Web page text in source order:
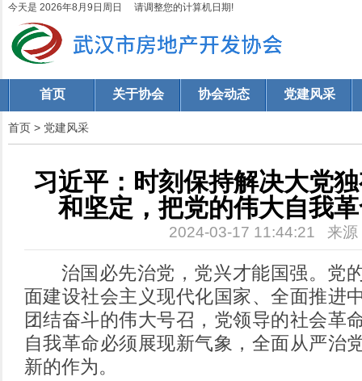
今天是 2026年8月9日周日 请调整您的计算机日期!
首页 关于协会 协会动态 党建风采
首页 > 党建风采
习近平：时刻保持解决大党
和坚定，把党的伟大自我
2024-03-17 11:44:21 来源
治国必先治党，党兴才能国强。党
面建设社会主义现代化国家、全面推进
团结奋斗的伟大号召，党领导的社会革
自我革命必须展现新气象，全面从严治
新的作为。